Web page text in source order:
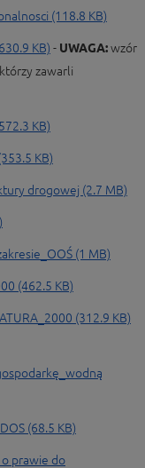
(118.8 KB)
KB) - UWAGA:wzór
zawarli
KB)
KB)
drogowej (2.7 MB)
(1 MB)
(462.5 KB)
(312.9 KB)
(68.5 KB)
o prawie do